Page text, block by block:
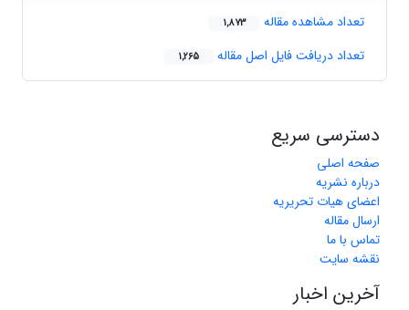
تعداد مشاهده مقاله 1,873
تعداد دریافت فایل اصل مقاله 1,265
دسترسی سریع
صفحه اصلی
درباره نشریه
اعضای هیات تحریریه
ارسال مقاله
تماس با ما
نقشه سایت
آخرین اخبار